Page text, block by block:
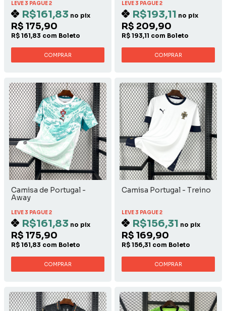
LEVE 3 PAGUE 2
R$161,83 no pix
R$ 175,90
R$ 161,83 com Boleto
COMPRAR
LEVE 3 PAGUE 2
R$193,11 no pix
R$ 209,90
R$ 193,11 com Boleto
COMPRAR
Camisa de Portugal -
Away
LEVE 3 PAGUE 2
R$161,83 no pix
R$ 175,90
R$ 161,83 com Boleto
COMPRAR
Camisa Portugal - Treino
LEVE 3 PAGUE 2
R$156,31 no pix
R$ 169,90
R$ 156,31 com Boleto
COMPRAR